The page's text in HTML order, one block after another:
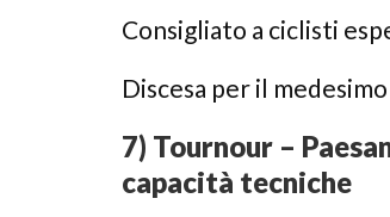
Consigliato a ciclisti
Discesa per il
7) Tournour –
capacità tecniche